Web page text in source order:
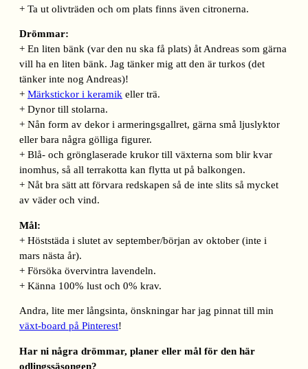
+ Ta ut olivträden och om plats finns även citronerna.
Drömmar:
+ En liten bänk (var den nu ska få plats) åt Andreas som gärna
vill ha en liten bänk. Jag tänker mig att den är turkos (det
tänker inte nog Andreas)!
+ Märkstickor i keramik eller trä.
+ Dynor till stolarna.
+ Nån form av dekor i armeringsgallret, gärna små ljuslyktor
eller bara några gölliga figurer.
+ Blå- och grönglaserade krukor till växterna som blir kvar
inomhus, så all terrakotta kan flytta ut på balkongen.
+ Nåt bra sätt att förvara redskapen så de inte slits så mycket
av väder och vind.
Mål:
+ Höststäda i slutet av september/början av oktober (inte i
mars nästa år).
+ Försöka övervintra lavendeln.
+ Känna 100% lust och 0% krav.
Andra, lite mer långsinta, önskningar har jag pinnat till min
växt-board på Pinterest!
Har ni några drömmar, planer eller mål för den här
odlingssäsongen?